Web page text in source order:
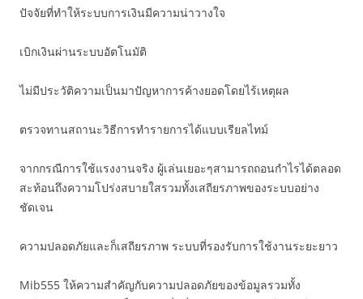
ปัจจัยที่ทำให้ระบบการเงินมีความน่าวางใจ
เบิกเงินผ่านระบบอัตโนมัติ
ไม่มีประวัติความเป็นมาปัญหาการค้างยอดโดยไร้เหตุผล
ตรวจทานสถานะวิธีการทำรายการได้แบบเรียลไทม์
จากกรณีการใช้แรงงานจริง ผู้เล่นเยอะๆสามารถถอนกำไรได้ตลอด
สะท้อนถึงความโปร่งสบายใสรวมทั้งเสถียรภาพของระบบอย่าง
ชัดเจน
ความปลอดภัยและก็เสถียรภาพ ระบบที่รองรับการใช้งานระยะยาว
Mib555 ให้ความสำคัญกับความปลอดภัยของข้อมูลรวมทั้ง